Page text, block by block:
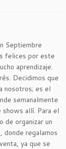
Septiembre
felices por este
aprendizaje.
Decidimos que
nosotros; es el
semanalmente
shows allí. Para el
de organizar un
regalamos
ya que se